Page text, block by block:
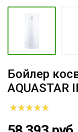
Бойлер
AQUASTAR